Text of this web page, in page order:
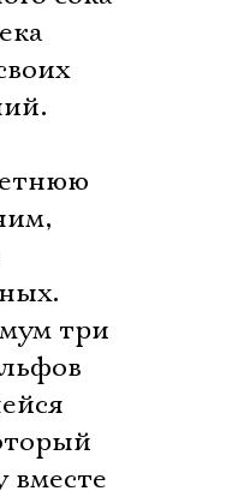
три
вместе